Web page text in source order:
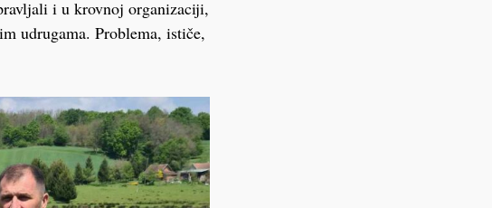
i u krovnoj organizaciji,
udrugama. Problema, ističe,